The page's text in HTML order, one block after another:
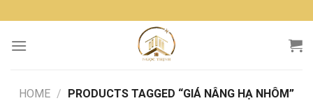
to
content
HOME / PRODUCTS TAGGED “GIÁ NÂNG HẠ NHÔM”